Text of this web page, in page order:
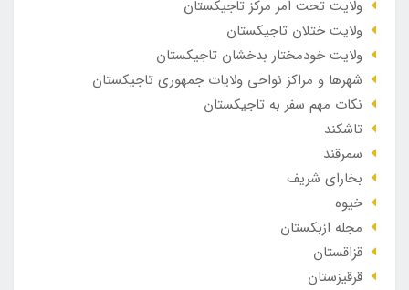
ولایت تحت امر مرکز تاجیکستان
ولایت ختلان تاجیکستان
ولایت خودمختار بدخشان تاجیکستان
شهرها و مراکز نواحی ولایات جمهوری تاجیکستان
نکات مهم سفر به تاجیکستان
تاشکند
سمرقند
بخارای شریف
خیوه
مجله ازبکستان
قزاقستان
قرقیزستان